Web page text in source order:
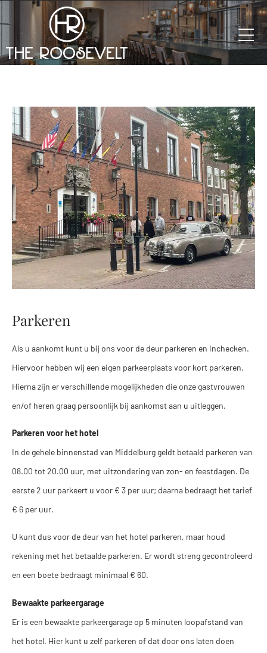
Parkeren
Als u aankomt kunt u bij ons voor de deur parkeren en inchecken.
Hiervoor hebben wij een eigen parkeerplaats voor kort parkeren.
Hierna zijn er verschillende mogelijkheden die onze gastvrouwen
en/of heren graag persoonlijk bij aankomst aan u uitleggen.
Parkeren voor het hotel
In de gehele binnenstad van Middelburg geldt betaald parkeren van
08.00 tot 20.00 uur, met uitzondering van zon- en feestdagen. De
eerste 2 uur parkeert u voor € 3 per uur; daarna bedraagt het tarief
€ 6 per uur.
U kunt dus voor de deur van het hotel parkeren, maar houd
rekening met het betaalde parkeren. Er wordt streng gecontroleerd
en een boete bedraagt minimaal € 60.
Bewaakte parkeergarage
Er is een bewaakte parkeergarage op 5 minuten loopafstand van
het hotel. Hier kunt u zelf parkeren of dat door ons laten doen